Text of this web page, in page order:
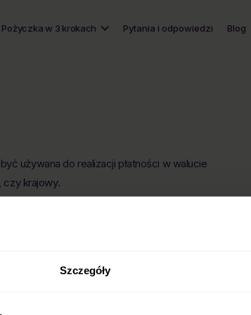
Szczegóły
Pożyczka w 3 krokach Pytania i odpowiedzi Blog
używana do realizacji płatności w walucie
czy krajowy.